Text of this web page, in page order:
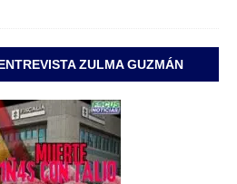
ZULMA GUZMÁN